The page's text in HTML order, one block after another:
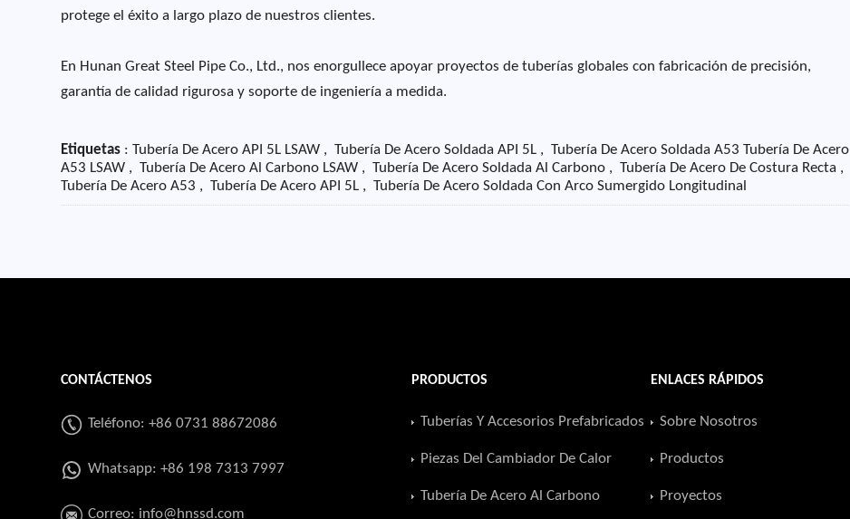
protege el éxito a largo plazo de nuestros clientes.
En Hunan Great Steel Pipe Co., Ltd., nos enorgullece apoyar proyectos de tuberías globales con fabricación de precisión,
garantía de calidad rigurosa y soporte de ingeniería a medida.
Etiquetas : Tubería De Acero API 5L LSAW , Tubería De Acero Soldada API 5L , Tubería De Acero Soldada A53 Tubería De Acero
A53 LSAW , Tubería De Acero Al Carbono LSAW , Tubería De Acero Soldada Al Carbono , Tubería De Acero De Costura Recta ,
Tubería De Acero A53 , Tubería De Acero API 5L , Tubería De Acero Soldada Con Arco Sumergido Longitudinal
CONTÁCTENOS
Teléfono: +86 0731 88672086
Whatsapp:+86 198 7313 7997
Correo: info@hnssd.com
PRODUCTOS
Tuberías Y Accesorios Prefabricados
Piezas Del Cambiador De Calor
Tubería De Acero Al Carbono
ENLACES RÁPIDOS
Sobre Nosotros
Productos
Proyectos